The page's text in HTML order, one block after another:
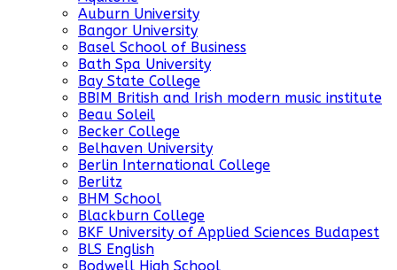
Auburn University
Bangor University
Basel School of Business
Bath Spa University
Bay State College
BBIM British and Irish modern music institute
Beau Soleil
Becker College
Belhaven University
Berlin International College
Berlitz
BHM School
Blackburn College
BKF University of Applied Sciences Budapest
BLS English
Bodwell High School